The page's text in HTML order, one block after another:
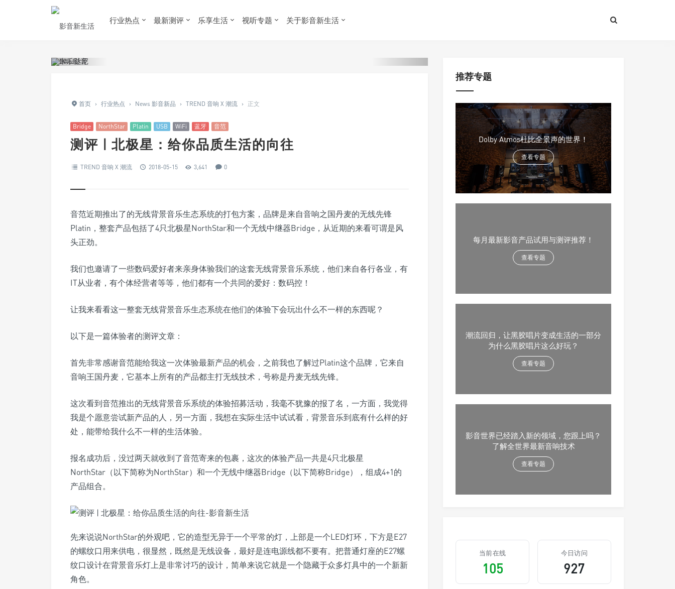
行业热点 最新测评 乐享生活 视听专题 关于影音新生活
首页 › 行业热点 › News 影音新品 › TREND 音响 X 潮流 › 正文
Bridge NorthStar Platin USB WiFi 蓝牙 音范
测评 | 北极星：给你品质生活的向往
TREND 音响 X 潮流 2018-05-15 3,641 0
音范近期推出了的无线背景音乐生态系统的打包方案，品牌是来自音响之国丹麦的无线先锋
Platin，整套产品包括了4只北极星NorthStar和一个无线中继器Bridge，从近期的来看可谓是风
头正劲。
我们也邀请了一些数码爱好者来亲身体验我们的这套无线背景音乐系统，他们来自各行各业，有
IT从业者，有个体经营者等等，他们都有一个共同的爱好：数码控！
让我来看看这一整套无线背景音乐生态系统在他们的体验下会玩出什么不一样的东西呢？
以下是一篇体验者的测评文章：
首先非常感谢音范能给我这一次体验最新产品的机会，之前我也了解过Platin这个品牌，它来自
音响王国丹麦，它基本上所有的产品都主打无线技术，号称是丹麦无线先锋。
这次看到音范推出的无线背景音乐系统的体验招募活动，我毫不犹豫的报了名，一方面，我觉得
我是个愿意尝试新产品的人，另一方面，我想在实际生活中试试看，背景音乐到底有什么样的好
处，能带给我什么不一样的生活体验。
报名成功后，没过两天就收到了音范寄来的包裹，这次的体验产品一共是4只北极星
NorthStar（以下简称为NorthStar）和一个无线中继器Bridge（以下简称Bridge），组成4+1的
产品组合。
先来说说NorthStar的外观吧，它的造型无异于一个平常的灯，上部是一个LED灯环，下方是E27
的螺纹口用来供电，很显然，既然是无线设备，最好是连电源线都不要有。把普通灯座的E27螺
纹口设计在背景音乐灯上是非常讨巧的设计，简单来说它就是一个隐藏于众多灯具中的一个新新
角色。
推荐专题
Dolby Atmos杜比全景声的世界！
查看专题
每月最新影音产品试用与测评推荐！
查看专题
潮流回归，让黑胶唱片变成生活的一部分
为什么黑胶唱片这么好玩？
查看专题
影音世界已经踏入新的领域，您跟上吗？
了解全世界最新音响技术
查看专题
当前在线
105
今日访问
927